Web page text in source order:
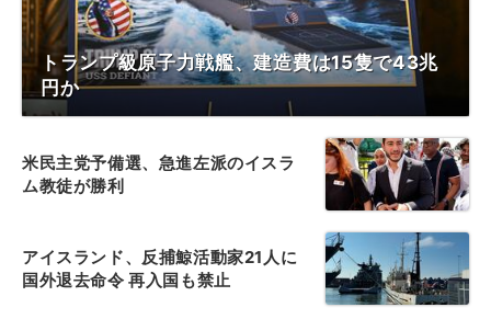
トランプ級原子力戦艦、建造費は15隻で43兆
円か
米民主党予備選、急進左派のイスラ
ム教徒が勝利
アイスランド、反捕鯨活動家21人に
国外退去命令 再入国も禁止